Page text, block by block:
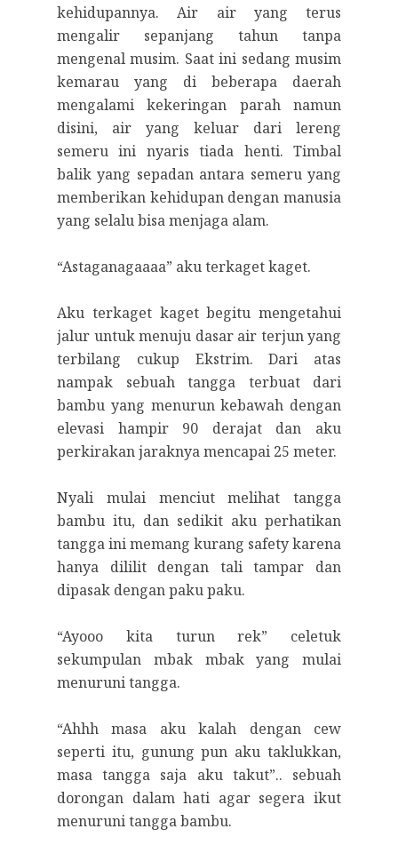
kehidupannya. Air air yang terus
mengalir sepanjang tahun tanpa
mengenal musim. Saat ini sedang musim
kemarau yang di beberapa daerah
mengalami kekeringan parah namun
disini, air yang keluar dari lereng
semeru ini nyaris tiada henti. Timbal
balik yang sepadan antara semeru yang
memberikan kehidupan dengan manusia
yang selalu bisa menjaga alam.
“Astaganagaaaa” aku terkaget kaget.
Aku terkaget kaget begitu mengetahui
jalur untuk menuju dasar air terjun yang
terbilang cukup Ekstrim. Dari atas
nampak sebuah tangga terbuat dari
bambu yang menurun kebawah dengan
elevasi hampir 90 derajat dan aku
perkirakan jaraknya mencapai 25 meter.
Nyali mulai menciut melihat tangga
bambu itu, dan sedikit aku perhatikan
tangga ini memang kurang safety karena
hanya dililit dengan tali tampar dan
dipasak dengan paku paku.
“Ayooo kita turun rek” celetuk
sekumpulan mbak mbak yang mulai
menuruni tangga.
“Ahhh masa aku kalah dengan cew
seperti itu, gunung pun aku taklukkan,
masa tangga saja aku takut”.. sebuah
dorongan dalam hati agar segera ikut
menuruni tangga bambu.